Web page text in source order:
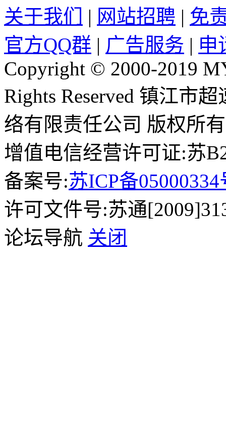
关于我们
| 网站招聘 | 免
官方QQ群 | 广告服务 | 申
Copyright © 2000-2019
Rights Reserved 镇江市
络有限责任公司 版权所有
增值电信经营许可证:苏
备案号:苏ICP备05000334
许可文件号:苏通
论坛导航 关闭